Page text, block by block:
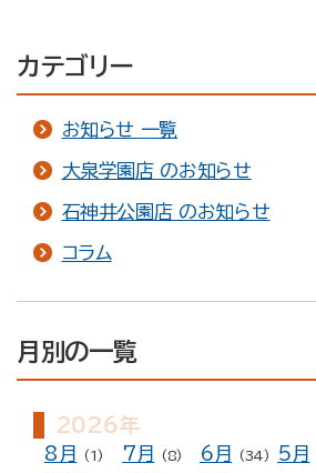
カテゴリー
お知らせ 一覧
大泉学園店 のお知らせ
石神井公園店 のお知らせ
コラム
月別の一覧
2026年
8月 (1) 7月 (8) 6月 (34) 5月